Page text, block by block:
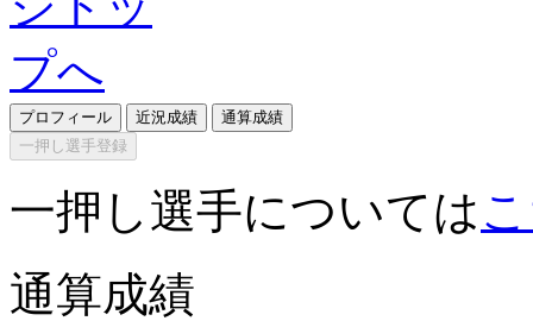
プロフィール 近況成績
通算成績
一押し選手登録
一押し選手については
通算成績